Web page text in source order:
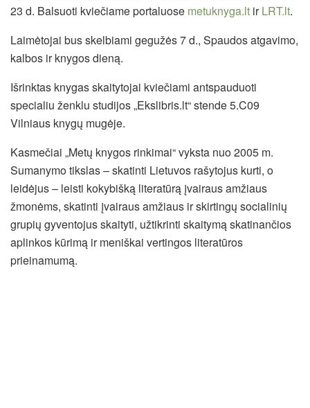
23 d. Balsuoti kviečiame portaluose metuknyga.lt irLRT.lt.
Laimėtojai bus skelbiami gegužės 7 d., Spaudos atgavimo,
kalbos ir knygos dieną.
Išrinktas knygas skaitytojai kviečiami antspauduoti
specialiu ženklu studijos „Ekslibris.lt“ stende 5.C09
Vilniaus knygų mugėje.
Kasmečiai „Metų knygos rinkimai“ vyksta nuo 2005 m.
Sumanymo tikslas – skatinti Lietuvos rašytojus kurti, o
leidėjus – leisti kokybišką literatūrą įvairaus amžiaus
žmonėms, skatinti įvairaus amžiaus ir skirtingų socialinių
grupių gyventojus skaityti, užtikrinti skaitymą skatinančios
aplinkos kūrimą ir meniškai vertingos literatūros
prieinamumą.